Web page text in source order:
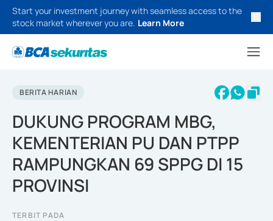
Start your investment journey with seamless access to the
stock market wherever you are. Learn More
BERITA HARIAN
DUKUNG PROGRAM MBG,
KEMENTERIAN PU DAN PTPP
RAMPUNGKAN 69 SPPG DI 15
PROVINSI
TERBIT PADA